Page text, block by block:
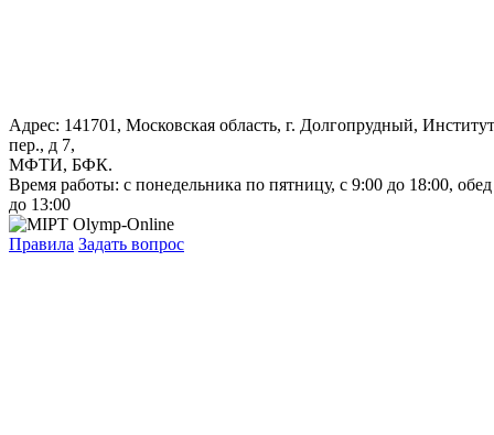
Адрес: 141701, Московская область, г. Долгопрудный,
пер., д 7,
МФТИ, БФК.
Время работы: с понедельника по пятницу, с 9:00 до 18:00,
до 13:00
Правила Задать вопрос